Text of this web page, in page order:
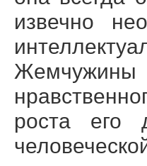
извечно
роста его